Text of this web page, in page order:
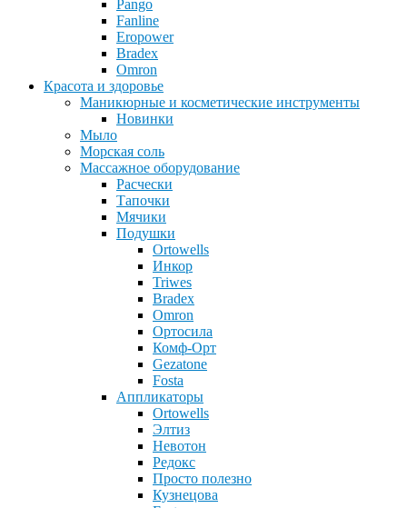
Pango
Fanline
Eropower
Bradex
Omron
Красота и здоровье
Маникюрные и косметические инструменты
Новинки
Мыло
Морская соль
Массажное оборудование
Расчески
Тапочки
Мячики
Подушки
Ortowells
Инкор
Triwes
Bradex
Omron
Ортосила
Комф-Орт
Gezatone
Fosta
Аппликаторы
Ortowells
Элтиз
Невотон
Редокс
Просто полезно
Кузнецова